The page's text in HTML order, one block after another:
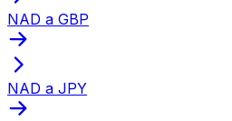
NAD a GBP
NAD a JPY